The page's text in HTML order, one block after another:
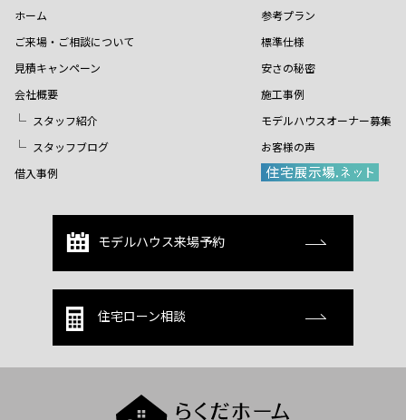
ホーム
ご来場・ご相談について
見積キャンペーン
会社概要
スタッフ紹介
スタッフブログ
借入事例
参考プラン
標準仕様
安さの秘密
施工事例
モデルハウスオーナー募集
お客様の声
モデルハウス来場予約
住宅ローン相談